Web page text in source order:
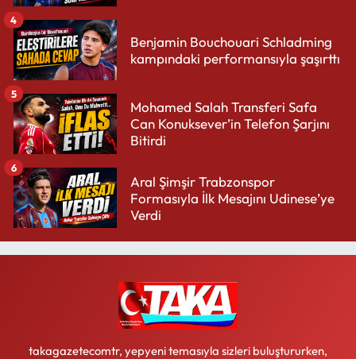
Benjamin Bouchouari Schladming
kampındaki performansıyla şaşırttı
4
Mohamed Salah Transferi Safa
Can Konuksever’in Telefon Şarjını
Bitirdi
5
Aral Şimşir Trabzonspor
Formasıyla İlk Mesajını Udinese’ye
Verdi
6
takagazetecomtr, yepyeni temasıyla sizleri buluştururken,